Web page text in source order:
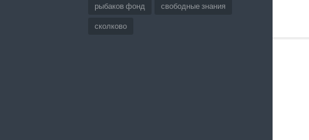
рыбаков фонд свободные знания
сколково